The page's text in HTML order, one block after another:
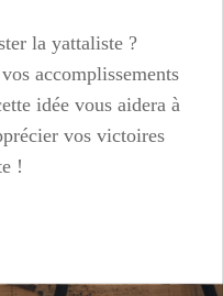
la yattaliste ?
accomplissements
idée vous aidera à
vos victoires
!